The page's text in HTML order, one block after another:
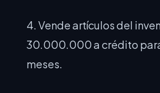
4. Vende artículos del
30.000.000 a crédito
meses.